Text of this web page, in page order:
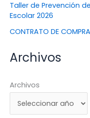
Taller de Prevención
Escolar 2026
CONTRATO DE
Archivos
Archivos